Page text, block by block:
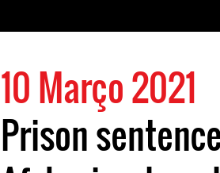
10 Março 2021
Prison